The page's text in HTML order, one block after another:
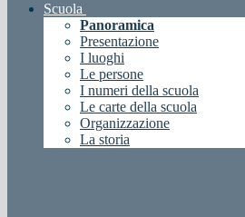
Scuola
Panoramica
Presentazione
I luoghi
Le persone
I numeri della scuola
Le carte della scuola
Organizzazione
La storia